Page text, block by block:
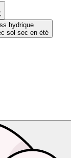
hydrique
sol sec en été